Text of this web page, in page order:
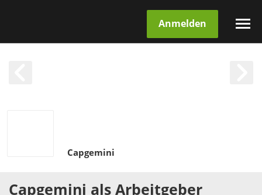
Anmelden
Capgemini
Capgemini als Arbeitgeber